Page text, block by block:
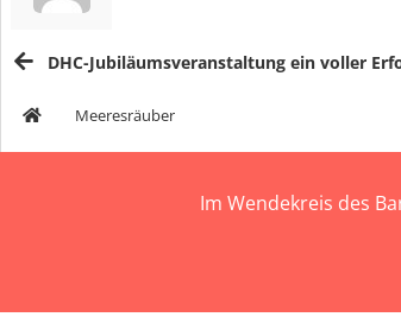
DHC-Jubiläumsveranstaltung ein voller
Meeresräuber
Im Wendekreis des